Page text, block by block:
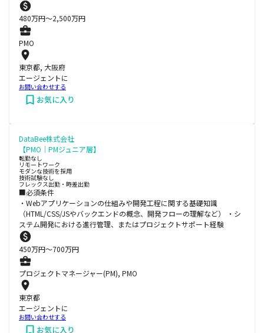
480万円〜2,500万円
PMO
東京都, 大阪府
エージェントに
お問い合わせする
お気に入り
DataBee株式会社
【PMO｜PMジュニア層】
転勤なし
リモートワーク
モダンな技術を採用
技術試験なし
フレックス出勤・時差出勤
■必須条件
・Webアプリケーションの仕組みや開発工程に関する基礎知識
（HTML/CSS/JSやバックエンドの概念、開発フローの理解など） ・シ
ステム開発における進行管理、またはプロジェクトサポート経験
450万円〜700万円
プロジェクトマネージャー(PM), PMO
東京都
エージェントに
お問い合わせする
お気に入り